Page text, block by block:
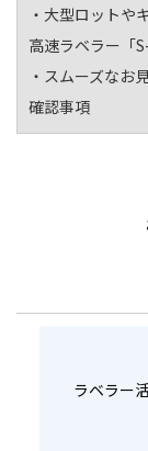
・大型ロットや
高速ラベラー「S-
・スムーズなお
確認事項
ラベラー